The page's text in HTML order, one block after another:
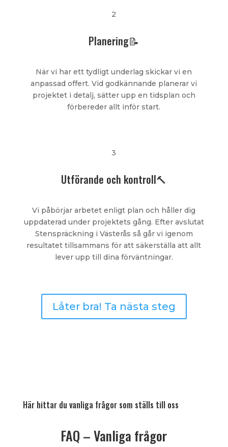
2
Planering📝
När vi har ett tydligt underlag skickar vi en
anpassad offert. Vid godkännande planerar vi
projektet i detalj, sätter upp en tidsplan och
förbereder allt inför start.
3
Utförande och kontroll🔨
Vi påbörjar arbetet enligt plan och håller dig
uppdaterad under projektets gång. Efter avslutat
Stenspräckning i Västerås så går vi igenom
resultatet tillsammans för att säkerställa att allt
lever upp till dina förväntningar.
Låter bra! Ta nästa steg
Här hittar du vanliga frågor som ställs till oss
FAQ – Vanliga frågor